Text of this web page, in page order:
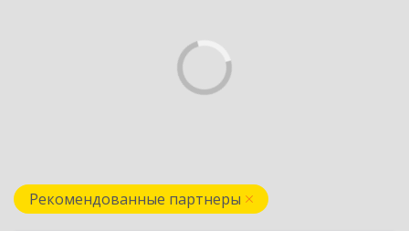
Рекомендованные партнеры